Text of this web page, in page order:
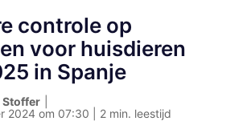
controle op
voor huisdieren
in Spanje
Stoffer
2024 om 07:30 | 2 min. leestijd